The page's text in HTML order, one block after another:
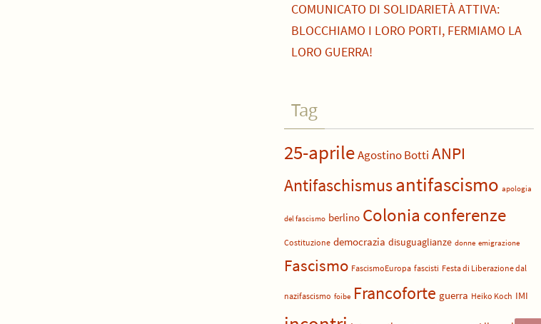
COMUNICATO DI SOLIDARIETÀ ATTIVA:
BLOCCHIAMO I LORO PORTI, FERMIAMO LA
LORO GUERRA!
Tag
25-aprileAgostino Botti ANPI
Antifaschismusantifascismo apologia
del fascismo berlino Colonia conferenze
Costituzione democrazia disuguaglianze donne emigrazione
Fascismo FascismoEuropa fascisti Festa di Liberazione dal
nazifascismo foibe Francoforte guerra Heiko Koch IMI